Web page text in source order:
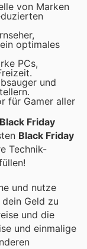
von Marken
optimales
PCs,
und
für Gamer aller
Friday
Black Friday
Technik-
und nutze
Geld zu
und die
und einmalige